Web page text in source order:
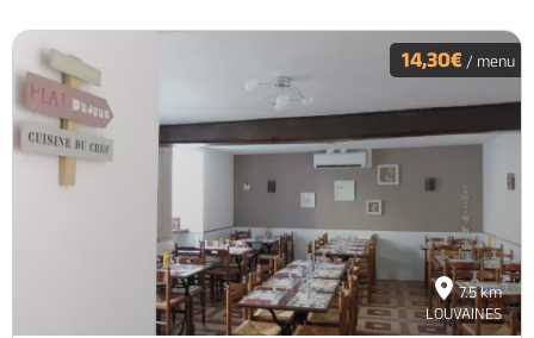
7.5 km
LOUVAINES
14,30€ / menu